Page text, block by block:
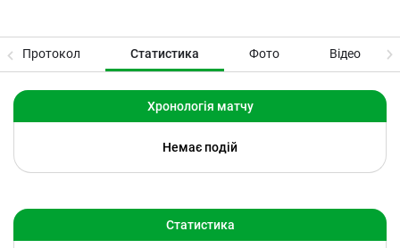
Протокол Статистика Фото Відео
Хронологія матчу
Немає подій
Статистика